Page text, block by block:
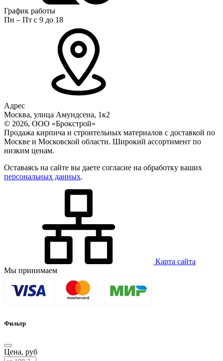
График работы
Пн – Пт с 9 до 18
Адрес
Москва, улица Амундсена, 1к2
© 2026, ООО «Брокстрой»
Продажа кирпича и строительных материалов с доставкой по
Москве и Московской области. Широкий ассортимент по
низким ценам.
Оставаясь на сайте вы даете согласие на обработку ваших
персональных данных.
Карта сайта
Мы принимаем
Фильтр
Цена, руб